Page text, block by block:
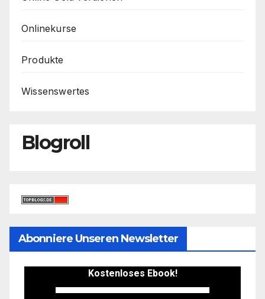
Onlinekurse
Produkte
Wissenswertes
Blogroll
Abonniere Unseren Newsletter
Kostenloses Ebook!